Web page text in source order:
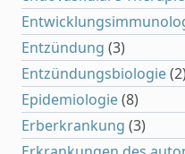
Entzündung (3)
Entzündungsbiologie
Epidemiologie(8)
Erberkrankung (3)